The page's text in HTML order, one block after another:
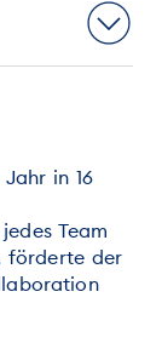
in 16
Team
förderte der